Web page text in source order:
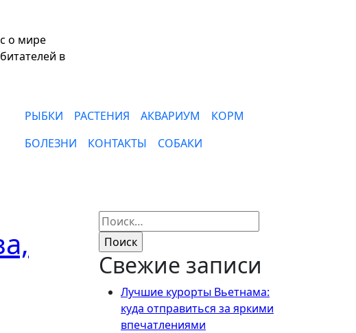
о мире
в
РЫБКИ РАСТЕНИЯ АКВАРИУМ
КОРМ
БОЛЕЗНИ
КОНТАКТЫ СОБАКИ
Найти:
Свежие записи
Лучшие курорты Вьетнама:
куда отправиться за яркими
впечатлениями